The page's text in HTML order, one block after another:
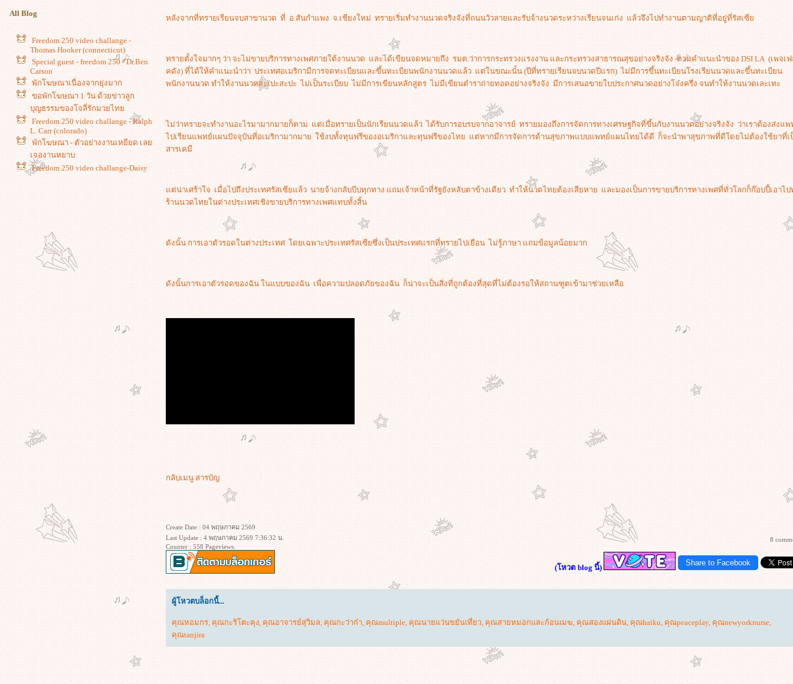
All Blog
Freedom 250 video challange -
Thomas Hooker (connecticut)
Special guest - freedom 250 - Dr.Ben
Carson
พักโฆษณาเนื่องจากยุ่งมาก
ขอพักโฆษณา 1 วัน ด้วยข่าวลูก
บุญธรรมของโจลี่รักมวยไท
Freedom 250 video challange - Ralph
L. Carr (colorado)
พักโฆษณา - ตัวอย่างงานเหยียด เล
เจองานหยาบ
Freedom 250 video challange-Daisy
Bates- Akansas
พักยกโฆษณา อีกวันเนื่องจากเมื่อ
5555 - อเมริกาบอกต่อ USA smarter
life
พักโฆษณา ตอน สหรัฐเครียดเรื่อง
Freedom 250 video challenge - ช้าง
Content (สารบัญ) Freedom 250 video
หลังจากที่ทรายเรียนจบสาขานวด ที่ อ.สันกำแพง จ.เชียงใหม่ ทรายเริ่มทำงานนวดจริงจังที่ถนนวัวลายและรับจ้างนวดระหว่างเรียนจนเก่ง แล้วจึงไปทำงานตามญาติที่อยู่ที่รัสเซี
ทรายตั้งใจมากๆ ว่า จะไม่ขายบริการทางเพศภายใต้งานนวด และได้เขียนจดหมายถึง รมต.ว่าการกระทรวงแรงงาน และกระทรวงสาธารณสุขอย่างจริงจัง ตามคำแนะนำของ DSI LA (เพจเ
คดัง) ที่ได้ให้คำแนะนำว่า ประเทศอเมริกามีการจดทะเบียนและขึ้นทะเบียนพนักงานนวดแล้ว แต่ในขณะนั้น (ปีที่ทรายเรียนจบนวดปีแรก) ไม่มีการขึ้นทะเบียนโรงเรียนนวดและขึ้นทะเบียน
พนักงานนวด ทำให้งานนวดสะเปะสะปะ ไม่เป็นระเบียบ ไม่มีการเขียนหลักสูตร ไม่มีเขียนตำราถ่ายทอดอย่างจริงจัง มีการเสนอขายใบประกาศนวดอย่างโจ๋งครึ่ง จนทำให้งานนวดเละเทะ
ไม่ว่าทรายจะทำงานอะไรมามากมายก็ตาม แต่เมื่อทรายเป็นนักเรียนนวดแล้ว ได้รับการอบรบจากอาจารย์ ทรายมองถึงการจัดการทางเศรษฐกิจที่ขึ้นกับงานนวดอย่างจริงจัง ว่าเราต้องส่งแพ
ไปเรียนแพทย์แผนปัจจุบันที่อเมริกามากมาย ใช้งบทั้งทุนฟรีของอเมริกาและทุนฟรีของไทย แต่หากมีการจัดการด้านสุขภาพแบบแพทย์แผนไทยได้ดี ก็จะนำพาสุขภาพที่ดีโดยไม่ต้องใช้ยาที่เ
สารเคมี
ต่น่าเศร้าใจ เมื่อไปถึงประเทศรัสเซียแล้ว นายจ้างกลับบีบทุกทาง แถมเจ้าหน้าที่รัฐยังหลับตาข้างเดียว ทำให้นวดไทยต้องเสียหาย และมองเป็นการขายบริการทางเพศที่ทั่วโลกก็ก๊อบปี้เอาไป
ร้านนวดไทยในต่างประเทศเชิงขายบริการทางเพศแทบทั้งสิ้น
ดังนั้น การเอาตัวรอดในต่างประเทศ โดยเฉพาะประเทศรัสเซียซึ่งเป็นประเทศแรกที่ทรายไปเยือน ไม่รู้ภาษา แถมข้อมูลน้อยมาก
ดังนั้นการเอาตัวรอดของฉัน ในแบบของฉัน เพื่อความปลอดภัยของฉัน ก็น่าจะเป็นสิ่งที่ถูกต้องที่สุดที่ไม่ต้องรอให้สถานฑูตเข้ามาช่วยเหลือ
กลับเมนู สารบัญ
Create Date : 04 พฤษภาคม 2569
Last Update : 4 พฤษภาคม 2569 7:36:32 น.
Counter : 558 Pageviews.
8
(โหวต blog นี้)
Share to Facebook
ผู้โหวตบล็อกนี้...
คุณหอมกร, คุณกะริโตะคุง, คุณอาจารย์สุวิมล, คุณกะว่าก๋า, คุณmultiple, คุณนายแว่นขยันเที่ยว, คุณสายหมอกและก้อนเมฆ, คุณสองแผ่นดิน, คุณhaiku, คุณpeaceplay, คุณnewyorknurse,
คุณtanjira